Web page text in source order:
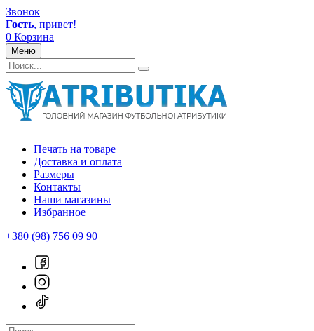
Звонок
Гость, привет!
0 Корзина
Меню
Печать на товаре
Доставка и оплата
Размеры
Контакты
Наши магазины
Избранное
+380 (98) 756 09 90